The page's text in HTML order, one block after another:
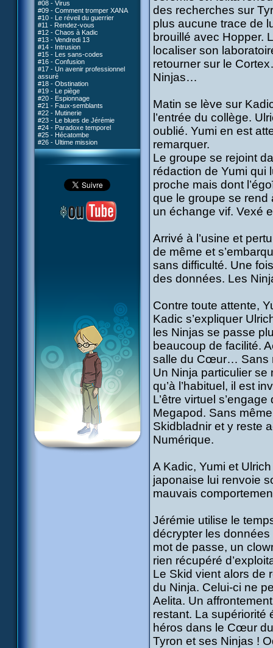
#08 - Virus
#09 - Comment tromper XANA
#10 - Le réveil du guerrier
#11 - Rendez-vous
#12 - Chaos à Kadic
#13 - Vendredi 13
#14 - Intrusion
#15 - Les sans-codes
#16 - Confusion
#17 - Un avenir professionnel
assuré
#18 - Obstination
#19 - Le piège
#20 - Espionnage
#21 - Faux-semblants
#22 - Mutinerie
#23 - Le blues de Jérémie
#24 - Paradoxe temporel
#25 - Hécatombe
#26 - Ultime mission
des recherches sur
plus aucune trace de
brouillé avec Hopper.
localiser son
retourner sur le
Ninjas…
Matin se lève sur
l’entrée du collège.
oublié. Yumi en est
remarquer.
Le groupe se rejoint
rédaction de Yumi qui
proche mais dont
que le groupe se rend
un échange vif. Vexé
Arrivé à l’usine et
de même et
sans difficulté. Une
des données. Les
Contre toute attente,
Kadic s’expliquer
les Ninjas se passe
beaucoup de facilité.
salle du Cœur… Sans
Un Ninja particulier se
qu’à l’habituel, il est
L’être virtuel
Megapod. Sans
Skidbladnir et y reste
Numérique.
A Kadic, Yumi et
japonaise lui renvoie
mauvais
Jérémie utilise le
décrypter les données
mot de passe, un
rien récupéré
Le Skid vient alors de
du Ninja. Celui-ci ne
Aelita. Un
restant. La supériorité
héros dans le Cœur
Tyron et ses Ninjas !